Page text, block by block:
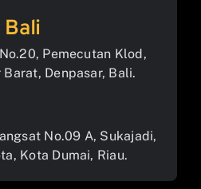
Bali
Pemecutan Klod,
Barat, Denpasar, Bali.
No.09 A, Sukajadi,
Kota Dumai, Riau.